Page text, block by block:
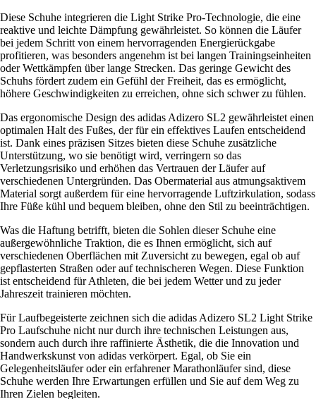
Diese Schuhe integrieren die Light Strike Pro-Technologie, die eine
reaktive und leichte Dämpfung gewährleistet. So können die Läufer
bei jedem Schritt von einem hervorragenden Energierückgabe
profitieren, was besonders angenehm ist bei langen Trainingseinheiten
oder Wettkämpfen über lange Strecken. Das geringe Gewicht des
Schuhs fördert zudem ein Gefühl der Freiheit, das es ermöglicht,
höhere Geschwindigkeiten zu erreichen, ohne sich schwer zu fühlen.
Das ergonomische Design des adidas Adizero SL2 gewährleistet einen
optimalen Halt des Fußes, der für ein effektives Laufen entscheidend
ist. Dank eines präzisen Sitzes bieten diese Schuhe zusätzliche
Unterstützung, wo sie benötigt wird, verringern so das
Verletzungsrisiko und erhöhen das Vertrauen der Läufer auf
verschiedenen Untergründen. Das Obermaterial aus atmungsaktivem
Material sorgt außerdem für eine hervorragende Luftzirkulation, sodass
Ihre Füße kühl und bequem bleiben, ohne den Stil zu beeinträchtigen.
Was die Haftung betrifft, bieten die Sohlen dieser Schuhe eine
außergewöhnliche Traktion, die es Ihnen ermöglicht, sich auf
verschiedenen Oberflächen mit Zuversicht zu bewegen, egal ob auf
gepflasterten Straßen oder auf technischeren Wegen. Diese Funktion
ist entscheidend für Athleten, die bei jedem Wetter und zu jeder
Jahreszeit trainieren möchten.
Für Laufbegeisterte zeichnen sich die adidas Adizero SL2 Light Strike
Pro Laufschuhe nicht nur durch ihre technischen Leistungen aus,
sondern auch durch ihre raffinierte Ästhetik, die die Innovation und
Handwerkskunst von adidas verkörpert. Egal, ob Sie ein
Gelegenheitsläufer oder ein erfahrener Marathonläufer sind, diese
Schuhe werden Ihre Erwartungen erfüllen und Sie auf dem Weg zu
Ihren Zielen begleiten.